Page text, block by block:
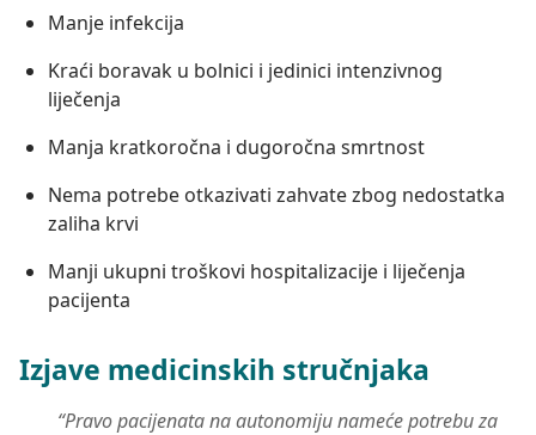
Manje infekcija
Kraći boravak u bolnici i jedinici intenzivnog
liječenja
Manja kratkoročna i dugoročna smrtnost
Nema potrebe otkazivati zahvate zbog nedostatka
zaliha krvi
Manji ukupni troškovi hospitalizacije i liječenja
pacijenta
Izjave medicinskih stručnjaka
“Pravo pacijenata na autonomiju nameće potrebu za